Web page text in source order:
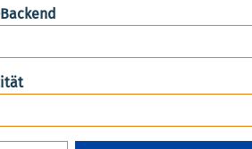
auswählen